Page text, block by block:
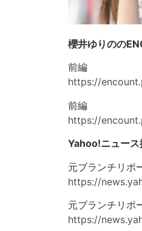
櫻井ゆりのの
前編
https://
前編
https://
Yahoo!ニュース
元ブランチリポ
https://
元ブランチリポ
https://